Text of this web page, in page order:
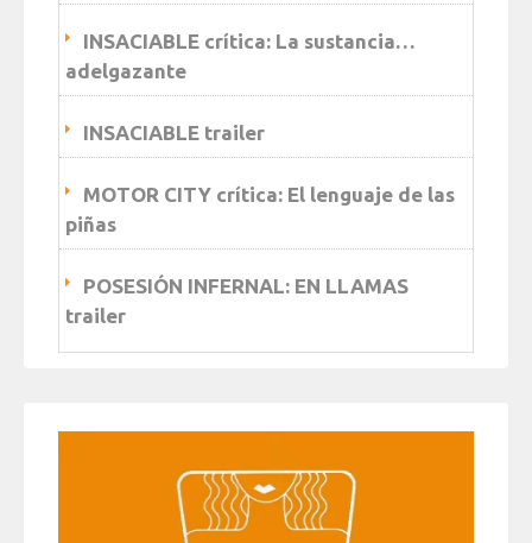
INSACIABLE crítica: La sustancia…
adelgazante
INSACIABLE trailer
MOTOR CITY crítica: El lenguaje de las
piñas
POSESIÓN INFERNAL: EN LLAMAS
trailer